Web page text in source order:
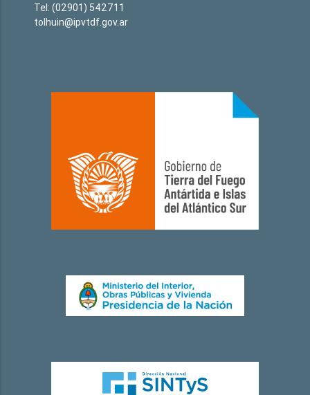
Tel: (02901) 542711
tolhuin@ipvtdf.gov.ar